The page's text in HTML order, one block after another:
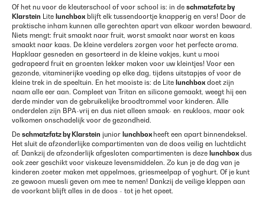
Of het nu voor de kleuterschool of voor school is: in de schmatzfatz by
Klarstein Lite lunchbox blijft elk tussendoortje knapperig en vers! Door de
praktische inham kunnen alle gerechten apart van elkaar worden bewaard.
Niets mengt: fruit smaakt naar fruit, worst smaakt naar worst en kaas
smaakt naar kaas. De kleine verdelers zorgen voor het perfecte aroma.
Hapklaar gesneden en gesorteerd in de kleine vakjes, kunt u mooi
gedrapeerd fruit en groenten lekker maken voor uw kleintjes! Voor een
gezonde, vitaminerijke voeding op elke dag, tijdens uitstapjes of voor de
kleine trek in de speeltuin. En het mooiste is: de Lite lunchbox doet zijn
naam alle eer aan. Compleet van Tritan en silicone gemaakt, weegt hij een
derde minder van de gebruikelijke broodtrommel voor kinderen. Alle
onderdelen zijn BPA-vrij en dus niet alleen smaak- en reukloos, maar ook
volkomen onschadelijk voor de gezondheid.
De schmatzfatz by Klarstein junior lunchbox heeft een apart binnendeksel.
Het sluit de afzonderlijke compartimenten van de doos veilig en luchtdicht
af. Dankzij de afzonderlijk afgesloten compartimenten is deze lunchbox dus
ook zeer geschikt voor viskeuze levensmiddelen. Zo kun je de dag van je
kinderen zoeter maken met appelmoes, griesmeelpap of yoghurt. Of je kunt
ze gewoon muesli geven om mee te nemen! Dankzij de veilige kleppen aan
de voorkant blijft alles in de doos - tot je het opeet.